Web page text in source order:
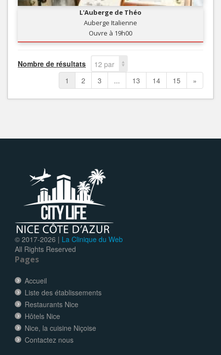
L'Auberge de Théo
Auberge Italienne
Ouvre à 19h00
Nombre de résultats
12 par
page
1 2 3 ... 13 14 15 »
© 2017-2026 | La Clinique du Web
All Rights Reserved
Pages
Accueil
Liste des établissements
Restaurants Nice
Hôtels Nice
Nice, la cuisine Niçoise
Contactez nous